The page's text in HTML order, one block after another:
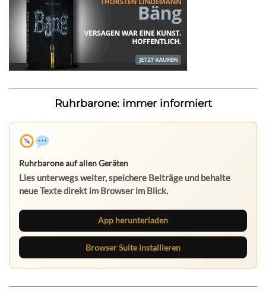
Ruhrbarone: immer informiert
Ruhrbarone auf allen Geräten
Lies unterwegs weiter, speichere Beiträge und behalte
neue Texte direkt im Browser im Blick.
App herunterladen
Browser Suite installieren